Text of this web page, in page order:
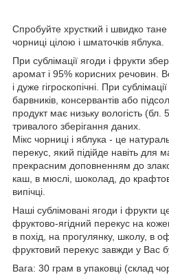
Спробуйте хрусткий і швидко тане
чорниці цілою і шматочків яблука.
При сублімації ягоди і фрукти
аромат і 95% корисних речовин.
і дуже гігроскопічні. При
барвників, консервантів або
продукт має низьку вологість (бл.
тривалого зберігання даних.
Мікс чорниці і яблука - це
перекус, який підійде навіть для
прекрасним доповненням до
каш, в мюслі, шоколад, до
випічці.
Наші сублімовані ягоди і фрукти
фруктово-ягідний перекус на
в похід, на прогулянку, школу, в
фруктовий перекус завжди у Вас
Вага: 30 грам в упаковці (склад